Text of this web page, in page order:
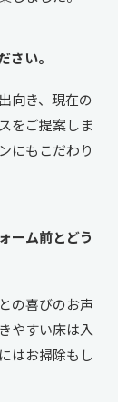
さい。
向き、現在の
をご提案しま
にもこだわり
ーム前とどう
の喜びのお声
やすい床は入
はお掃除もし